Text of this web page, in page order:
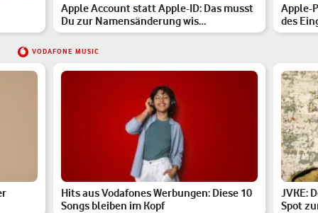
Apple Account statt Apple-ID: Das musst
Du zur Namensänderung wis…
Apple-
des
VODAFONE MUSIC
Hits aus Vodafones Werbungen: Diese 10
Songs bleiben im Kopf
JVKE:
Spot